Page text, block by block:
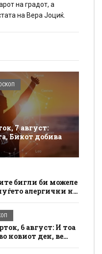
7 август:
Бикот добива
бигли би можеле
алергични на
6 август: И тоа
новиот ден, ве
на градот, а
на Вера Јоциќ.